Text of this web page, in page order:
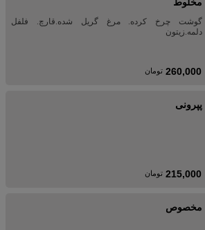
مخلوط
گوشت چرخ کرده. مرغ گریل شده.قارچ. فلفل
دلمه.زیتون
260,000 تومان
پپرونی
215,000 تومان
مخصوص